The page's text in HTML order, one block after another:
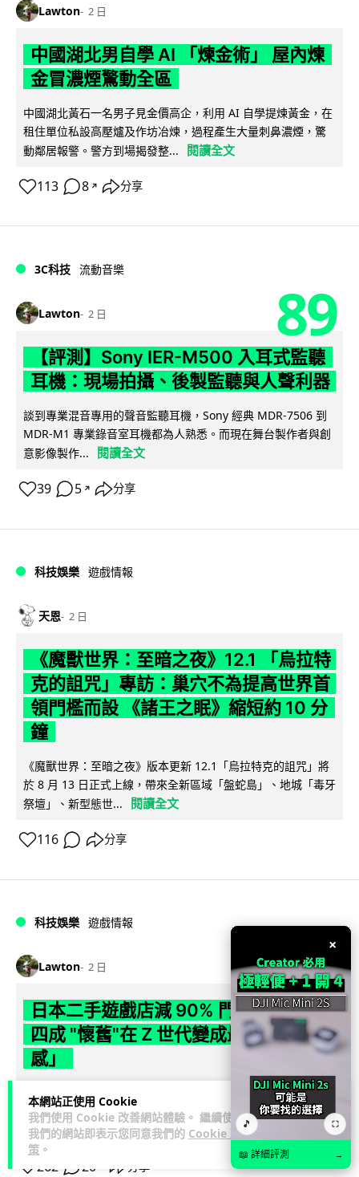
本網站正使用 Cookie
我們使用 Cookie 改善網站體驗。 繼續使用
我們的網站即表示您同意我們的 Cookie 政
策 。
Lawton 2 日
中國湖北男自學 AI 「煉金術」 屋內煉
金冒濃煙驚動全區
中國湖北黃石一名男子見金價高企，利用 AI 自學提煉黃金，在
租住單位私設高壓爐及作坊冶煉，過程產生大量刺鼻濃煙，驚
動鄰居報警。警方到場揭發整...
閱讀全文
113 8 ↗ 分享
3C科技 流動音樂
Lawton 2 日 89
【評測】Sony IER-M500 入耳式監聽
耳機：現場拍攝、後製監聽與人聲利器
談到專業混音專用的聲音監聽耳機，Sony 經典 MDR-7506 到
MDR-M1 專業錄音室耳機都為人熟悉。而現在舞台製作者與創
意影像製作...
閱讀全文
39 5 ↗ 分享
科技娛樂 遊戲情報
天恩 2 日
《魔獸世界：至暗之夜》12.1 「烏拉特
克的詛咒」專訪：巢穴不為提高世界首
領門檻而設 《諸王之眠》縮短約 10 分
鐘
《魔獸世界：至暗之夜》版本更新 12.1「烏拉特克的詛咒」將
於 8 月 13 日正式上線，帶來全新區域「盤蛇島」、地城「毒牙
祭壇」、新型態世...
閱讀全文
116 分享
科技娛樂 遊戲情報
Lawton 2 日
日本二手遊戲店減 90% 門市 業績反增
四成 "懷舊"在 Z 世代變成最潮「新鮮
感」
日本零售巨頭 GEO 將懷舊遊戲銷售門市從 1,000 間大幅減至
99 間，但銷售額卻不降反升至過往的 1.4 倍。做到「減店增
收」奇蹟，... 閱讀全文
262 20 分享
×
🎵 ⛶
📖 詳細評測 →